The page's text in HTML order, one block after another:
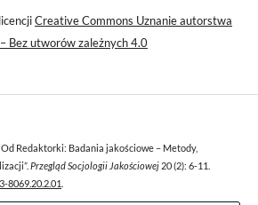
Creative Commons Uznanie autorstwa
Bez utworów zależnych 4.0
Redaktorki: Badania jakościowe – Metody,
Przegląd Socjologii Jakościowej 20 (2): 6-11.
8069.20.2.01